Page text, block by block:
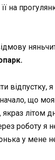
на
що
літом
роботу я
у мене